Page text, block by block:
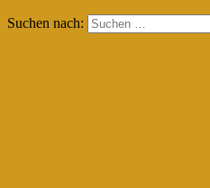
Suchen nach: